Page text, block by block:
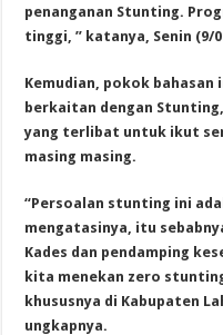
penanganan Stunting.
tinggi, ” katanya, Senin (9/
Kemudian, pokok bahasan
berkaitan dengan
yang terlibat untuk ikut
masing masing.
“Persoalan stunting ini
mengatasinya, itu
Kades dan pendamping
kita menekan zero
khususnya di Kabupaten
ungkapnya.